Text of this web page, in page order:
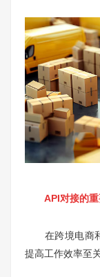
API对接的重
在跨境电商和
提高工作效率至